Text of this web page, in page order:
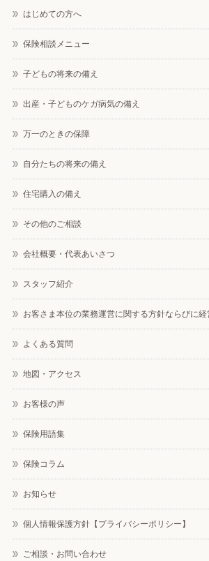
はじめての方へ
保険相談メニュー
子どもの将来の備え
出産・子どものケガ病気の備え
万一のときの保障
自分たちの将来の備え
住宅購入の備え
その他のご相談
会社概要・代表あいさつ
スタッフ紹介
お客さま本位の業務運営に関する方針ならびに
よくある質問
地図・アクセス
お客様の声
保険用語集
保険コラム
お知らせ
個人情報保護方針【プライバシーポリシー】
ご相談・お問い合わせ